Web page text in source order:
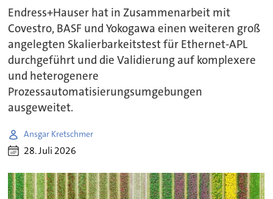
Endress+Hauser hat in Zusammenarbeit mit
Covestro, BASF und Yokogawa einen weiteren groß
angelegten Skalierbarkeitstest für Ethernet-APL
durchgeführt und die Validierung auf komplexere
und heterogenere
Prozessautomatisierungsumgebungen
ausgeweitet.
Ansgar Kretschmer
28. Juli 2026